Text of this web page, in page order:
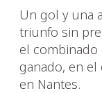
Un gol y una
triunfo sin
el combinado
ganado, en
en Nantes.